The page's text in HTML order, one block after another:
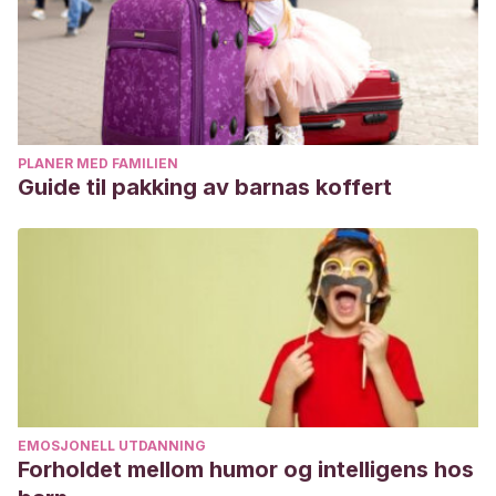
10.1542/peds.2007-3790
Sugimoto, D., Stracciolini, A., Dawkins, C., Meehan, W., &
Micheli, L. (2017). Implications for Training in
Strength And Conditioning Journal,39(2), 77-81. doi:
10.1519/ssc.0000000000000289
PLANER MED FAMILIEN
Guide til pakking av barnas koffert
EMOSJONELL UTDANNING
Forholdet mellom humor og intelligens hos